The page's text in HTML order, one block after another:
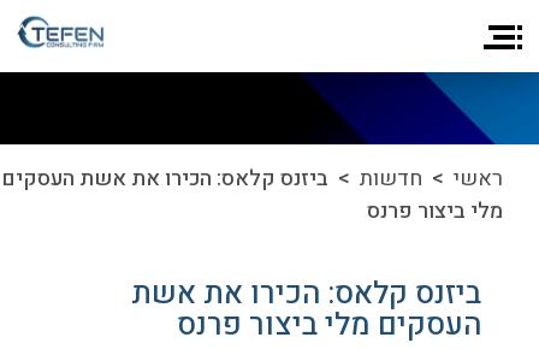
ראשי > חדשות > ביזנס קלאס: הכירו את אשת העסקים
מלי ביצור פרנס
ביזנס קלאס: הכירו את אשת
העסקים מלי ביצור פרנס